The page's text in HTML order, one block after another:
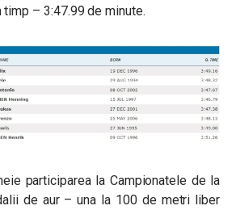
– 3:47.99 de minute.
participarea la Campionatele de la
de aur – una la 100 de metri liber